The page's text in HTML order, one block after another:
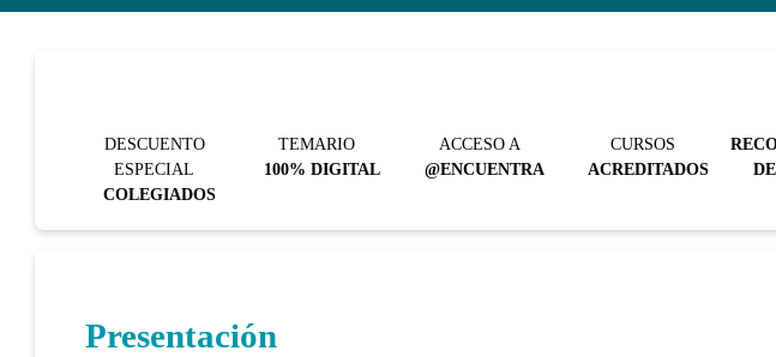
DESCUENTO
ESPECIAL
COLEGIADOS
TEMARIO
100% DIGITAL
ACCESO A
@ENCUENTRA
CURSOS
ACREDITADOS
Presentación